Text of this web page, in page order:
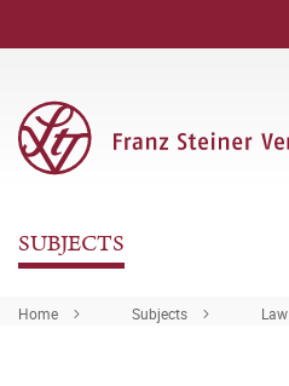
SUBJECTS
Home Subjects Law